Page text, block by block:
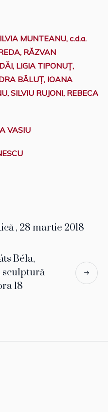
MUNTEANU, c.d.a.
RĂZVAN
LIGIA TIPONUȚ,
BĂLUȚ, IOANA
SILVIU RUJONI, REBECA
VASIU
, 28 martie 2018
Béla,
sculptură
18